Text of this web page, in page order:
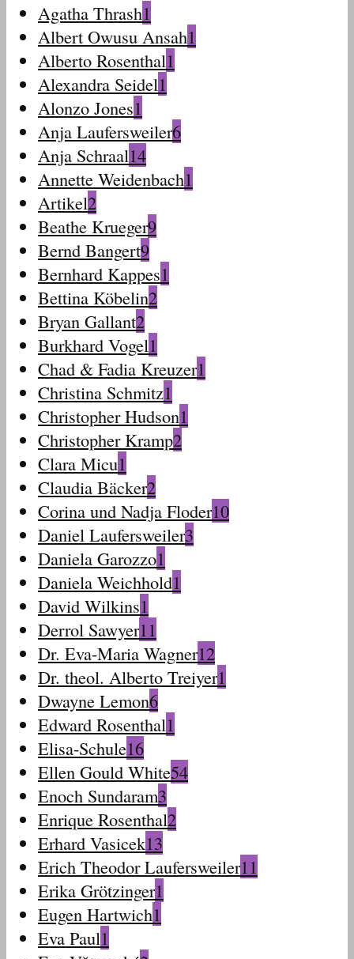
Agatha Thrash1
Albert Owusu Ansah1
Alberto Rosenthal1
Alexandra Seidel1
Alonzo Jones1
Anja Laufersweiler6
Anja Schraal14
Annette Weidenbach1
Artikel2
Beathe Krueger9
Bernd Bangert9
Bernhard Kappes1
Bettina Köbelin2
Bryan Gallant2
Burkhard Vogel1
Chad & Fadia Kreuzer1
Christina Schmitz1
Christopher Hudson1
Christopher Kramp2
Clara Micu1
Claudia Bäcker2
Corina und Nadja Floder10
Daniel Laufersweiler3
Daniela Garozzo1
Daniela Weichhold1
David Wilkins1
Derrol Sawyer11
Dr. Eva-Maria Wagner12
Dr. theol. Alberto Treiyer1
Dwayne Lemon6
Edward Rosenthal1
Elisa-Schule16
Ellen Gould White54
Enoch Sundaram3
Enrique Rosenthal2
Erhard Vasicek13
Erich Theodor Laufersweiler11
Erika Grötzinger1
Eugen Hartwich1
Eva Paul1